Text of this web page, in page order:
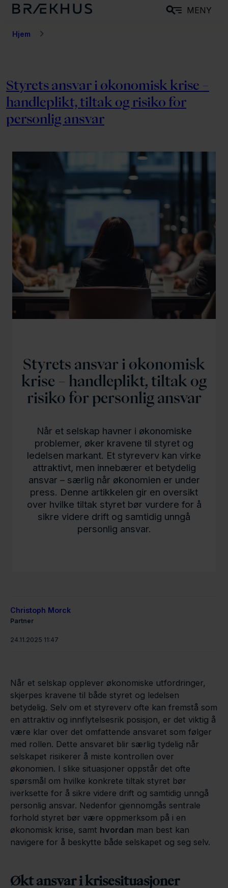
MENY
Hjem
Styrets ansvar i økonomisk krise –
handleplikt, tiltak og risiko for
personlig ansvar
Styrets ansvar i økonomisk
krise – handleplikt, tiltak og
risiko for personlig ansvar
Når et selskap havner i økonomiske
problemer, øker kravene til styret og
ledelsen markant. Et styreverv kan virke
attraktivt, men innebærer et betydelig
ansvar – særlig når økonomien er under
press. Denne artikkelen gir en oversikt
over hvilke tiltak styret bør vurdere for å
sikre videre drift og samtidig unngå
personlig ansvar.
Christoph Morck
Partner
24.11.2025 11:47
Når et selskap opplever økonomiske utfordringer,
skjerpes kravene til både styret og ledelsen
betydelig. Selv om et styreverv ofte kan fremstå som
en attraktiv og innflytelsesrik posisjon, er det viktig å
være klar over det omfattende ansvaret som følger
med rollen. Dette ansvaret blir særlig tydelig når
selskapet risikerer å miste kontrollen over
økonomien. I slike situasjoner oppstår det ofte
spørsmål om hvilke konkrete tiltak styret bør
iverksette for å sikre videre drift og samtidig unngå
personlig ansvar. Nedenfor gjennomgås sentrale
forhold styret bør være oppmerksom på i en
økonomisk krise, samt hvordan man best kan
navigere for å beskytte både selskapet og seg selv.
Økt ansvar i krisesituasjoner